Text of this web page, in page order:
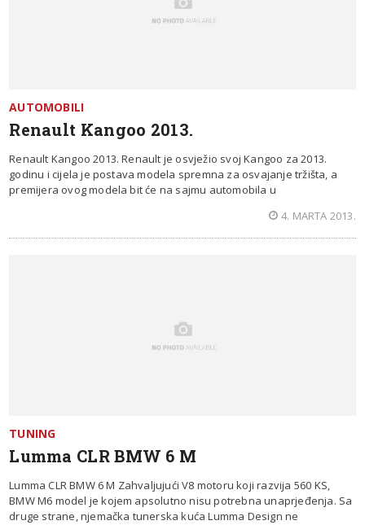
AUTOMOBILI
Renault Kangoo 2013.
Renault Kangoo 2013. Renault je osvježio svoj Kangoo za 2013.
godinu i cijela je postava modela spremna za osvajanje tržišta, a
premijera ovog modela bit će na sajmu automobila u
4. MARTA 2013.
TUNING
Lumma CLR BMW 6 M
Lumma CLR BMW 6 M Zahvaljujući V8 motoru koji razvija 560 KS,
BMW M6 model je kojem apsolutno nisu potrebna unaprjeđenja. Sa
druge strane, njemačka tunerska kuća Lumma Design ne